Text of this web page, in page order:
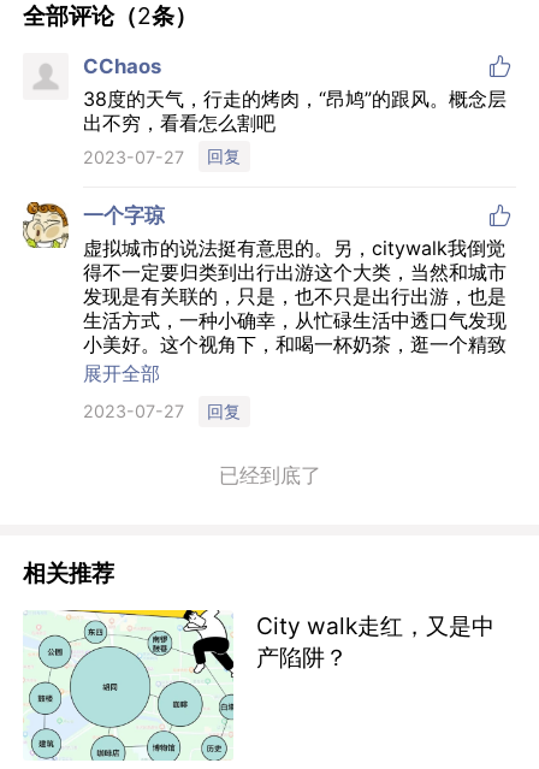
全部评论（2条）
CChaos 
38度的天气，行走的烤肉，“昂鸠”的跟风。概念层
出不穷，看看怎么割吧
2023-07-27 回复
一个字琼 
虚拟城市的说法挺有意思的。另，citywalk我倒觉
得不一定要归类到出行出游这个大类，当然和城市
发现是有关联的，只是，也不只是出行出游，也是
生活方式，一种小确幸，从忙碌生活中透口气发现
小美好。这个视角下，和喝一杯奶茶，逛一个精致
小店，冥想，等等等等很多事差不多。
个出片的东西，去公园低成本消遣但想稍微有趣点
加飞盘比赛去的。
展开全部
2023-07-27 回复
已经到底了
相关推荐
City walk走红，又是中
产陷阱？